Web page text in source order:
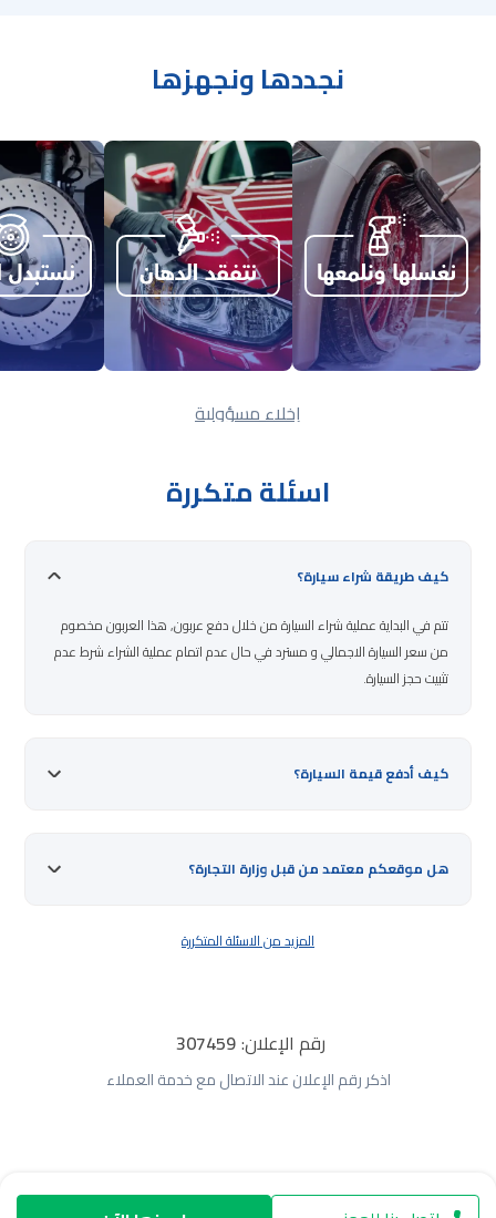
نجددها ونجهزها
إخلاء مسؤولية
اسئلة متكررة
كيف طريقة شراء سيارة؟
تتم في البداية عملية شراء السيارة من خلال دفع عربون, هذا العربون مخصوم
من سعر السيارة الاجمالي و مسترد في حال عدم اتمام عملية الشراء شرط عدم
تثبيت حجز السيارة.
كيف أدفع قيمة السيارة؟
هل موقعكم معتمد من قبل وزارة التجارة؟
المزيد من الاسئلة المتكررة
رقم الإعلان:307459
اذكر رقم الإعلان عند الاتصال مع خدمة العملاء